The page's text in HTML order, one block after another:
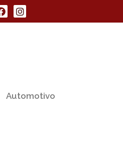
Automotivo